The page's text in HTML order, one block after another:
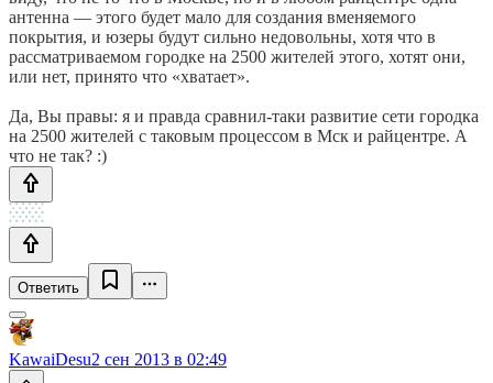
антенна — этого будет мало для создания вменяемого
покрытия, и юзеры будут сильно недовольны, хотя что в
рассматриваемом городке на 2500 жителей этого, хотят они,
или нет, принято что «хватает».
Да, Вы правы: я и правда сравнил-таки развитие сети городка
на 2500 жителей с таковым процессом в Мск и райцентре. А
что не так? :)
Ответить
KawaiDesu2 сен 2013 в 02:49